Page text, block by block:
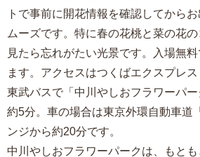
トで事前に開花情報を確認してから
ムーズです。特に春の花桃と菜の花
見たら忘れがたい光景です。入場無
ます。アクセスはつくばエクスプレス
東武バスで「中川やしおフラワーパ
約5分。車の場合は東京外環自動車道
ンジから約20分です。
中川やしおフラワーパークは、もと